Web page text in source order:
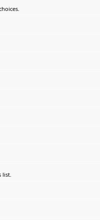
list.